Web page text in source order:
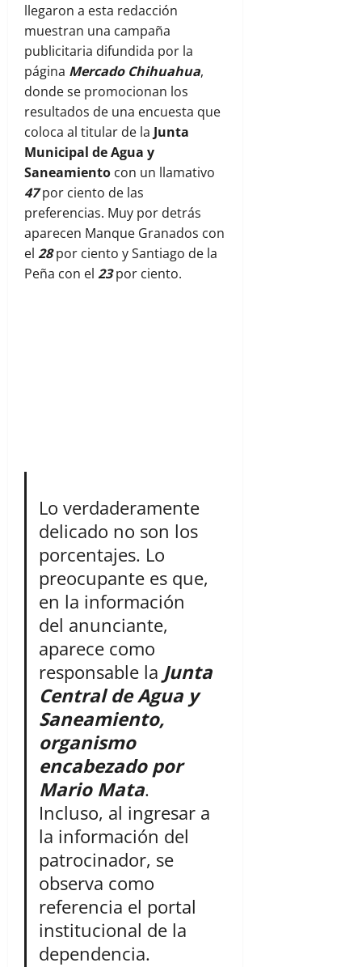
llegaron a esta redacción
muestran una campaña
publicitaria difundida por la
página Mercado Chihuahua,
donde se promocionan los
resultados de una encuesta que
coloca al titular de la Junta
Municipal de Agua y
Saneamiento con un llamativo
47por ciento de las
preferencias. Muy por detrás
aparecen Manque Granados con
el 28por ciento y Santiago de la
Peña con el 23por ciento.
Lo verdaderamente
delicado no son los
porcentajes. Lo
preocupante es que,
en la información
del anunciante,
aparece como
responsable la Junta
Central de Agua y
Saneamiento,
organismo
encabezado por
Mario Mata.
Incluso, al ingresar a
la información del
patrocinador, se
observa como
referencia el portal
institucional de la
dependencia.